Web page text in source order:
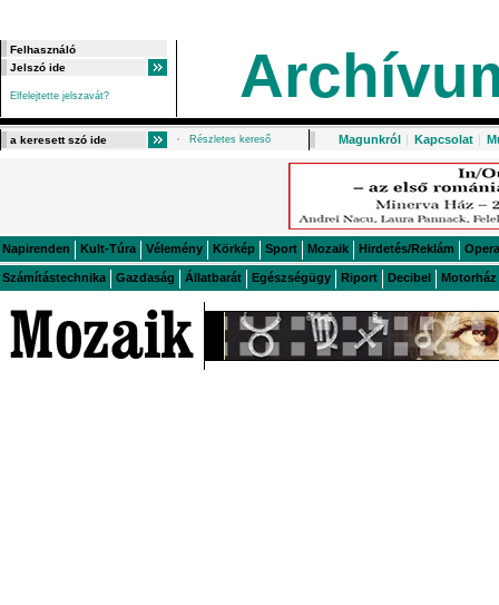
Elfelejtette jelszavát?
Részletes kereső Magunkról | Kapcsolat |
Napirenden Kult-Túra Vélemény Körkép Sport Mozaik Hirdetés/Reklám Opera
Számítástechnika Gazdaság Állatbarát Egészségügy Riport Decibel Motorház